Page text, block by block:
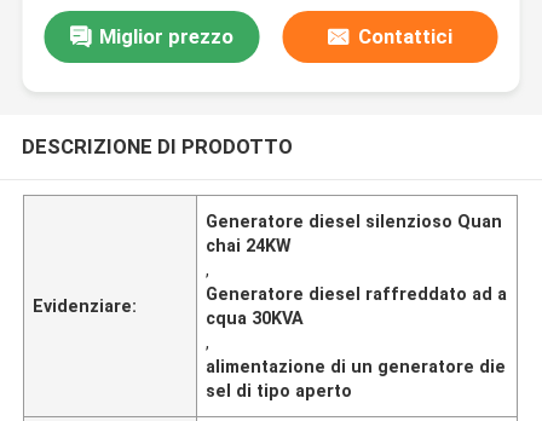
Miglior prezzo Contattici
DESCRIZIONE DI PRODOTTO
Evidenziare:
Generatore diesel silenzioso Quan
chai 24KW
,
Generatore diesel raffreddato ad a
cqua 30KVA
,
alimentazione di un generatore die
sel di tipo aperto